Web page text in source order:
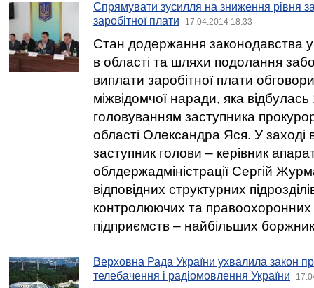
Спрямувати зусилля на зниження рівня
заробітної плати
17.04.2014 18:33
Стан додержання законодавства
в області та шляхи подолання
виплати заробітної плати
міжвідомчої наради, яка відбулась
головуванням заступника
області Олександра Яся. У заході
заступник голови – керівник
облдержадміністрації Сергій
відповідних структурних
контролюючих та правоохоронних
підприємств – найбільших
Верховна Рада України ухвалила закон
телебачення і радіомовлення України